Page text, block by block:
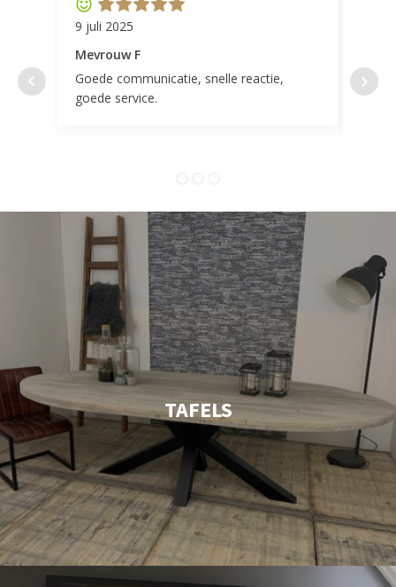
9 juli 2025
Mevrouw F
Goede communicatie, snelle reactie,
goede service.
door
TAFELS